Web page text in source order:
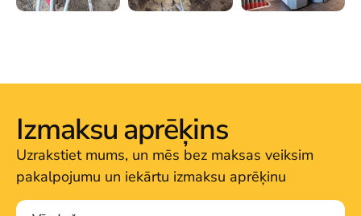
Izmaksu aprēķins
Uzrakstiet mums, un mēs bez maksas veiksim
pakalpojumu un iekārtu izmaksu aprēķinu